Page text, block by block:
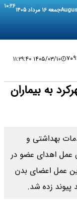
جمعه ۱۶ مرداد ۱۴۰۵ ۱۰:۲۶
۱۴۰۵/۰۳/۱۰ ۱۱:۲۹:۴۰
در شهرکرد به بیماران
بهداشتی و
عمل اهدای عضو در
عمل اعضای بدن